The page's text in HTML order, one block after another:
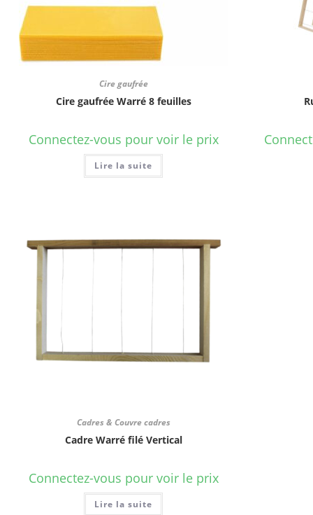
Cire gaufrée
Cire gaufrée Warré 8 feuilles
Connectez-vous pour voir le prix
Lire la suite
Cadres & Couvre cadres
Cadre Warré filé Vertical
Connectez-vous pour voir le prix
Lire la suite